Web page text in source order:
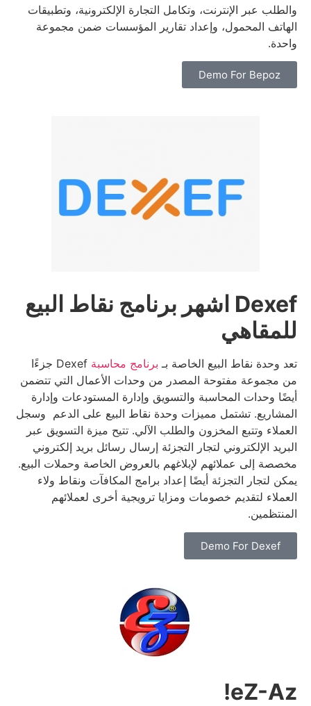
والطلب عبر الإنترنت، وتكامل التجارة الإلكترونية، وتطبيقات
الهاتف المحمول، وإعداد تقارير المؤسسات ضمن مجموعة
واحدة.
Demo For Bepoz
Dexef اشهر برنامج نقاط البيع
للمقاهي
تعد وحدة نقاط البيع الخاصة بـبرنامج محاسبة
Dexef جزءًا
من مجموعة مفتوحة المصدر من وحدات الأعمال التي تتضمن
أيضًا وحدات المحاسبة والتسويق وإدارة المستودعات وإدارة
المشاريع. تشتمل مميزات وحدة نقاط البيع على الدعم وسجل
العملاء وتتبع المخزون والطلب الآلي. تتيح ميزة التسويق عبر
البريد الإلكتروني لتجار التجزئة إرسال رسائل بريد إلكتروني
مخصصة إلى عملائهم لإبلاغهم بالعروض الخاصة وحملات البيع.
يمكن لتجار التجزئة أيضًا إعداد برامج المكافآت ونقاط ولاء
العملاء لتقديم خصومات ومزايا ترويجية أخرى لعملائهم
المنتظمين.
Demo For Dexef
eZ-Az!